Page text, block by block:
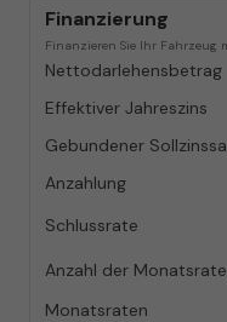
Finanzierung
Finanzieren Sie Ihr Fahrzeug
Nettodarlehensbetrag
Effektiver Jahreszins
Gebundener
Anzahlung
Schlussrate
Anzahl der
Monatsraten